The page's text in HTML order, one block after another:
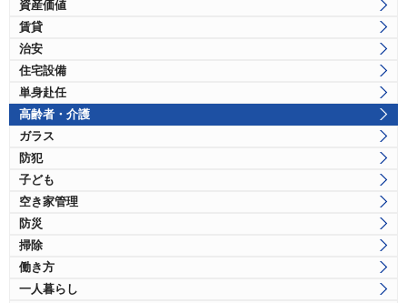
資産価値
賃貸
治安
住宅設備
単身赴任
高齢者・介護
ガラス
防犯
子ども
空き家管理
防災
掃除
働き方
一人暮らし